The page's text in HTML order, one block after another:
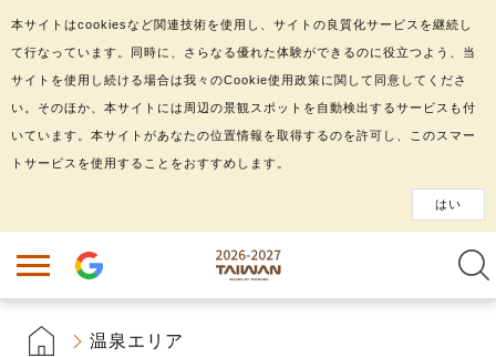
温泉エリア
本サイトはcookiesなど関連技術を使用し、サイトの良質化サービスを継続し
て行なっています。同時に、さらなる優れた体験ができるのに役立つよう、当
サイトを使用し続ける場合は我々のCookie使用政策に関して同意してくださ
い。そのほか、本サイトには周辺の景観スポットを自動検出するサービスも付
いています。本サイトがあなたの位置情報を取得するのを許可し、このスマー
トサービスを使用することをおすすめします。
はい